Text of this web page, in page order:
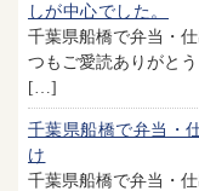
しが中心でした。
千葉県船橋で弁当・
つもご愛読ありがと
[…]
千葉県船橋で弁当・
け
千葉県船橋で弁当・